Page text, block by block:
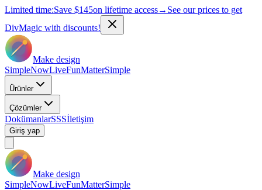
Limited time:Save $145on lifetime access→ See our prices to get
DivMagic with discounts!
Make design
SimpleNowLiveFunMatterSimple
Ürünler
Çözümler
DokümanlarSSSİletişim
Giriş yap
Make design
SimpleNowLiveFunMatterSimple